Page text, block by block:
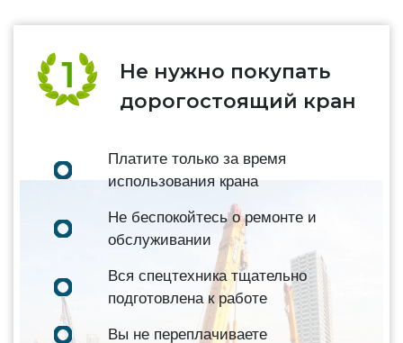
Не нужно покупать
дорогостоящий кран
Платите только за время
использования крана
Не беспокойтесь о ремонте и
обслуживании
Вся спецтехника тщательно
подготовлена к работе
Вы не переплачиваете